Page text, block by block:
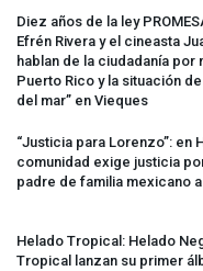
Diez años de la ley
Efrén Rivera y el cineasta
hablan de la ciudadanía por
Puerto Rico y la situación
del mar” en Vieques
“Justicia para Lorenzo”: en
comunidad exige justicia
padre de familia mexicano
Helado Tropical: Helado
Tropical lanzan su primer